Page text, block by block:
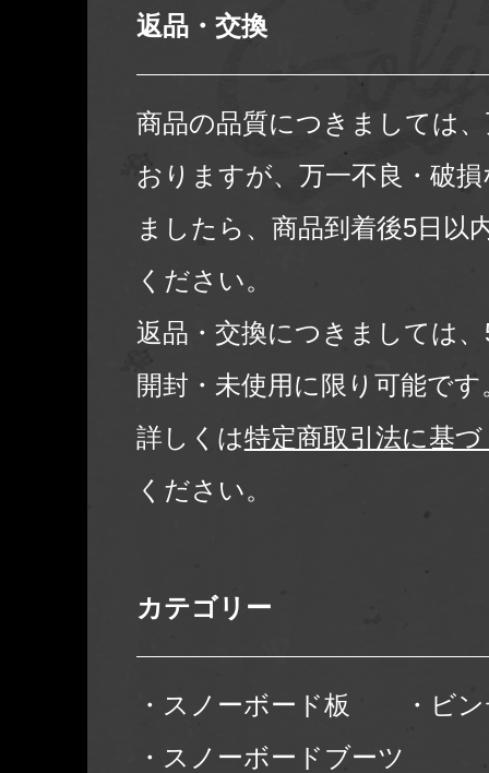
返品・交換
商品の品質につきましては
おりますが、万一不良・破
ましたら、商品到着後5日以
ください。
返品・交換につきましては
開封・未使用に限り可能です
詳しくは特定商取引法に基
ください。
カテゴリー
・スノーボード板
・ビ
・スノーボードブーツ